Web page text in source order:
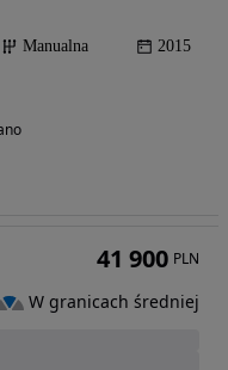
Manualna 2015
41 900 PLN
W granicach średniej